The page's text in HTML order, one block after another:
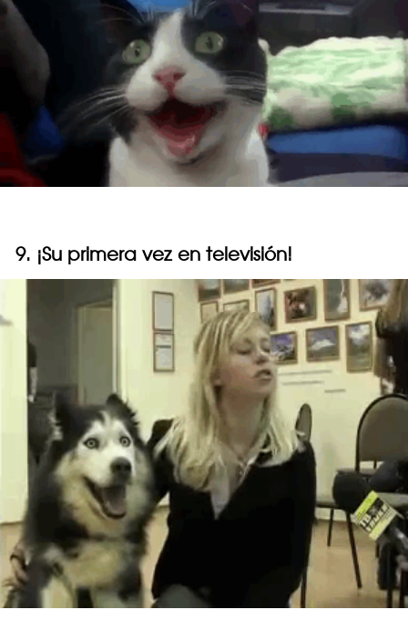
9. ¡Su primera vez en televisión!